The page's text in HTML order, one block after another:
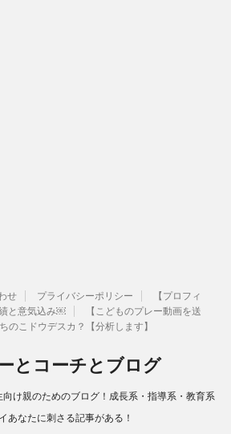
せ プライバシーポリシー
【プロフィ
と意気込み￼
【こどものプレー動画を送
のこドウデスカ？【分析します】
とコーチとブログ
向け親のためのブログ！成長系・指導系・教育系
あなたに刺さる記事がある！